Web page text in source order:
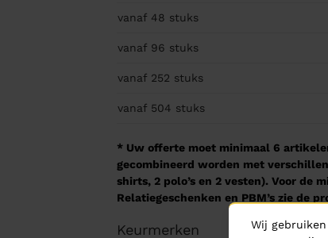
vanaf 48 stuks
vanaf 96 stuks
vanaf 252 stuks
vanaf 504 stuks
* Uw offerte moet minimaal 6
gecombineerd worden met
shirts, 2 polo’s en 2 vesten). Voor de
Relatiegeschenken en PBM’s zie de
Keurmerken
Wij